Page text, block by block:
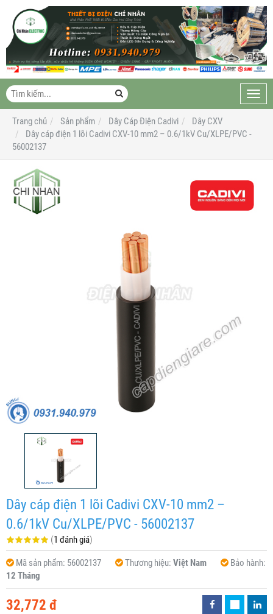
Trang chủ
Sản phẩm Dây Cáp Điện Cadivi
Dây CXV
Dây cáp điện 1 lõi Cadivi CXV-10 mm2 – 0.6/1kV Cu/XLPE/PVC -
56002137
Dây cáp điện 1 lõi Cadivi CXV-10 mm2 –
0.6/1kV Cu/XLPE/PVC - 56002137
(1 đánh giá)
Mã sản phẩm: 56002137 Thương hiệu: Việt Nam
Bảo hành:
12 Tháng
32,772 đ